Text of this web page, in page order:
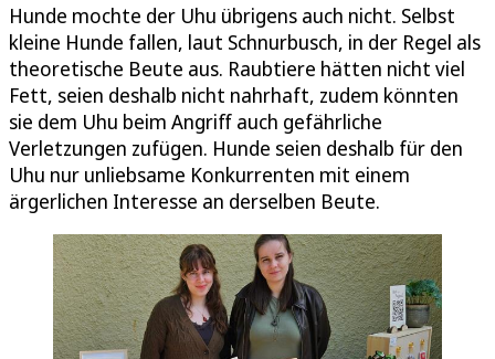
Hunde mochte der Uhu übrigens auch nicht. Selbst
kleine Hunde fallen, laut Schnurbusch, in der Regel als
theoretische Beute aus. Raubtiere hätten nicht viel
Fett, seien deshalb nicht nahrhaft, zudem könnten
sie dem Uhu beim Angriff auch gefährliche
Verletzungen zufügen. Hunde seien deshalb für den
Uhu nur unliebsame Konkurrenten mit einem
ärgerlichen Interesse an derselben Beute.